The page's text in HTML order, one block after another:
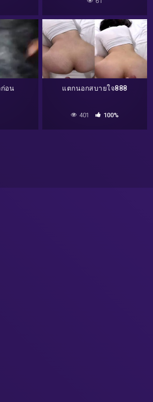
ก่อน แตกนอกสบายใจ888
401 100%